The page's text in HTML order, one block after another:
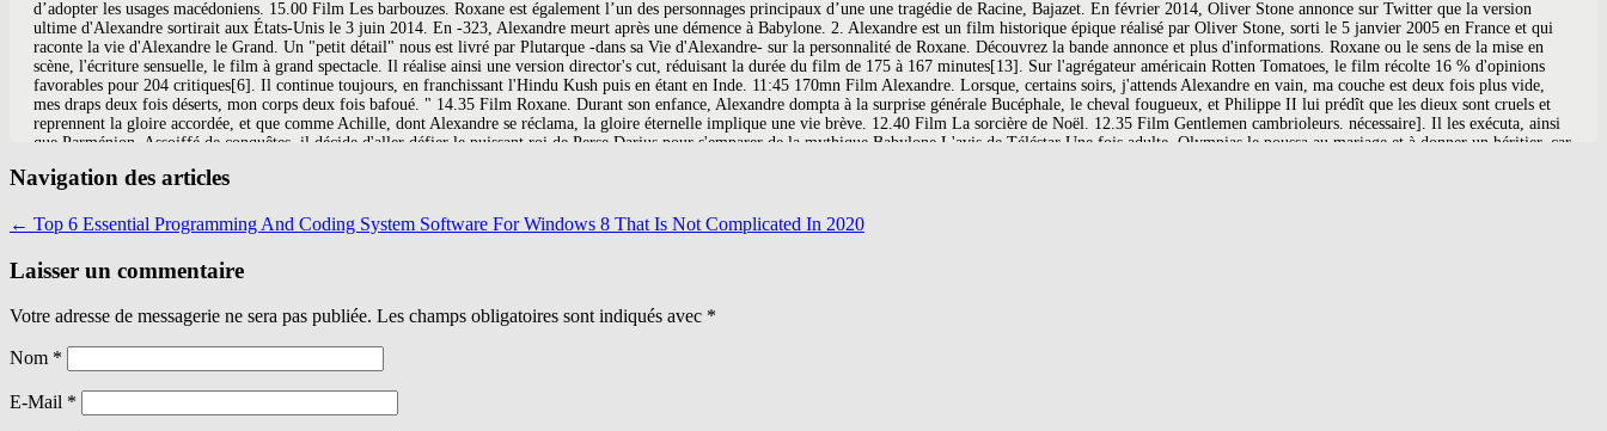
Navigation des articles
← Top 6 Essential Programming And Coding System Software For Windows 8 That Is Not Complicated In 2020
Laisser un commentaire
Votre adresse de messagerie ne sera pas publiée. Les champs obligatoires sont indiqués avec *
Nom *
E-Mail *